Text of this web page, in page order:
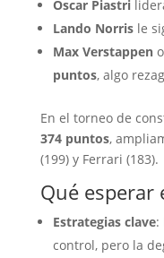
Oscar Piastri
Lando Norrisle
Max Verstappen
puntos, algo
En el torneo de
374 puntos,
(199) y Ferrari (183).
Qué esperar
Estrategias clave:
control, pero la